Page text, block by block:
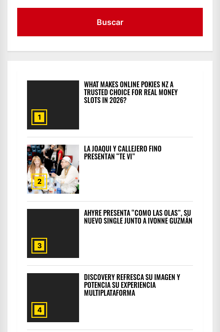
1
WHAT MAKES ONLINE POKIES NZ A
TRUSTED CHOICE FOR REAL MONEY
SLOTS IN 2026?
2
LA JOAQUI Y CALLEJERO FINO
PRESENTAN “TE VI”
3
AHYRE PRESENTA “COMO LAS OLAS”, SU
NUEVO SINGLE JUNTO A IVONNE GUZMÁN
4
DISCOVERY REFRESCA SU IMAGEN Y
POTENCIA SU EXPERIENCIA
MULTIPLATAFORMA